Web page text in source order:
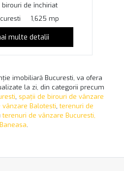
birouri de închiriat
1,625 mp
multe detalii
imobiliară Bucuresti, va ofera
la zi, din categorii precum
, spații de birouri de vânzare
Balotesti,terenuri de
terenuri de vânzare Bucuresti,
Baneasa.